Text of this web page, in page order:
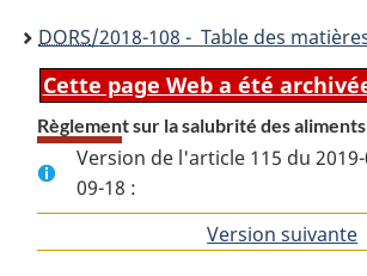
DORS/2018-108 - Table des
Cette page Web a été
Règlement sur la salubrité des aliments
Version de l'article 115 du
09-18 :
Version suivante